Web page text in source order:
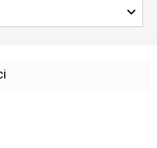
je 5 z 5 hvězdiček.